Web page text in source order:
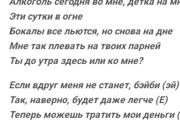
Эти сутки в огне
Бокалы все льются, но снова на дне
Мне так плевать на твоих парней
Ты до утра здесь или ко мне?
Если вдруг меня не станет, бэйби (эй)
Так, наверно, будет даже легче (Е)
Теперь можешь тратить мои деньги